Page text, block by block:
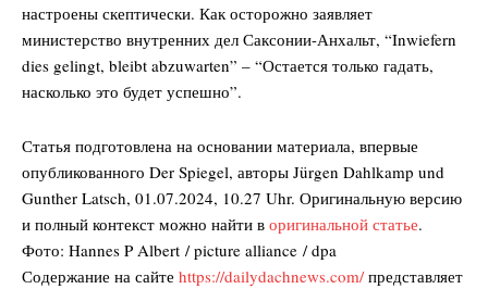
настроены скептически. Как осторожно заявляет
министерство внутренних дел Саксонии-Анхальт, “Inwiefern
dies gelingt, bleibt abzuwarten” – “Остается только гадать,
насколько это будет успешно”.
Статья подготовлена на основании материала, впервые
опубликованного Der Spiegel, авторы Jürgen Dahlkamp und
Gunther Latsch, 01.07.2024, 10.27 Uhr. Оригинальную версию
и полный контекст можно найти в оригинальной статье.
Фото: Hannes P Albert / picture alliance / dpa
Содержание на сайте https://dailydachnews.com/представляет